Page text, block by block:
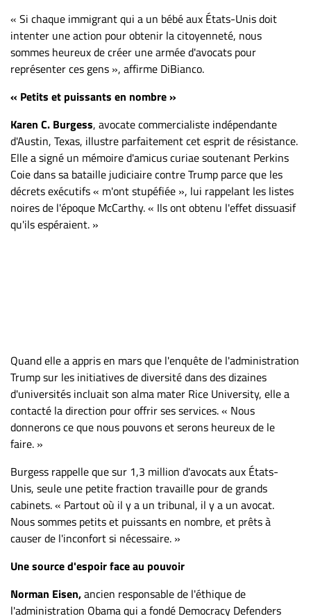
« Si chaque immigrant qui a un bébé aux États-Unis doit
intenter une action pour obtenir la citoyenneté, nous
sommes heureux de créer une armée d'avocats pour
représenter ces gens », affirme DiBianco.
« Petits et puissants en nombre »
Karen C. Burgess, avocate commercialiste indépendante
d'Austin, Texas, illustre parfaitement cet esprit de résistance.
Elle a signé un mémoire d'amicus curiae soutenant Perkins
Coie dans sa bataille judiciaire contre Trump parce que les
décrets exécutifs « m'ont stupéfiée », lui rappelant les listes
noires de l'époque McCarthy. « Ils ont obtenu l'effet dissuasif
qu'ils espéraient. »
Quand elle a appris en mars que l'enquête de l'administration
Trump sur les initiatives de diversité dans des dizaines
d'universités incluait son alma mater Rice University, elle a
contacté la direction pour offrir ses services. « Nous
donnerons ce que nous pouvons et serons heureux de le
faire. »
Burgess rappelle que sur 1,3 million d'avocats aux États-
Unis, seule une petite fraction travaille pour de grands
cabinets. « Partout où il y a un tribunal, il y a un avocat.
Nous sommes petits et puissants en nombre, et prêts à
causer de l'inconfort si nécessaire. »
Une source d'espoir face au pouvoir
Norman Eisen,ancien responsable de l'éthique de
l'administration Obama qui a fondé Democracy Defenders